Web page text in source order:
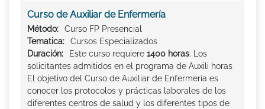
Curso de Auxiliar de Enfermería
Método:
Curso FP Presencial
Tematica:
Cursos Especializados
Duración:
Este curso requiere 1400 horas. Los
solicitantes admitidos en el programa de Auxili horas
El objetivo del Curso de Auxiliar de Enfermería es
conocer los protocolos y prácticas laborales de los
diferentes centros de salud y los diferentes tipos de